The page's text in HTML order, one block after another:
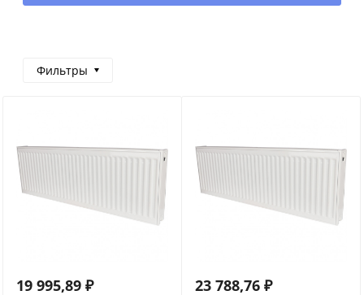
Фильтры
19 995,89 ₽ 23 788,76 ₽